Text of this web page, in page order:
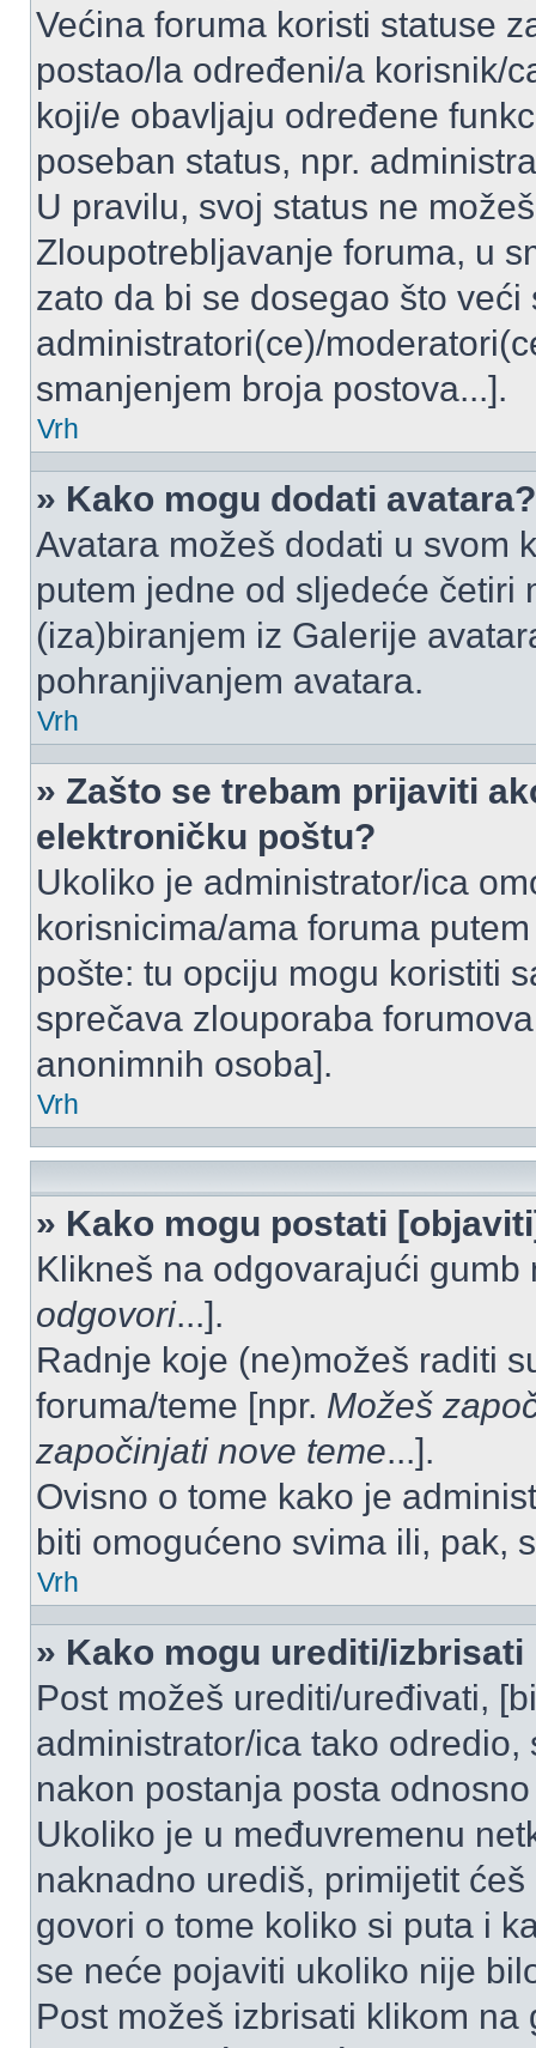
Većina foruma koristi statuse
postao/la određeni/a korisnik/
koji/e obavljaju određene
poseban status, npr.
U pravilu, svoj status ne
Zloupotrebljavanje foruma, u
zato da bi se dosegao što
administratori(ce)/
smanjenjem broja postova...].
Vrh
» Kako mogu dodati avatara?
Avatara možeš dodati u svom
putem jedne od sljedeće četiri
(iza)biranjem iz Galerije
pohranjivanjem avatara.
Vrh
» Zašto se trebam prijaviti
elektroničku poštu?
Ukoliko je administrator/ica
korisnicima/ama foruma
pošte: tu opciju mogu koristiti
sprečava zlouporaba
anonimnih osoba].
Vrh
» Kako mogu postati
Klikneš na odgovarajući
odgovori...].
Radnje koje (ne)možeš raditi
foruma/teme [npr. Možeš
započinjati nove teme...].
Ovisno o tome kako je
biti omogućeno svima ili, pak,
Vrh
» Kako mogu urediti/izbrisati
Post možeš urediti/uređivati,
administrator/ica tako
nakon postanja posta
Ukoliko je u međuvremenu
naknadno urediš, primijetit
govori o tome koliko si puta i
se neće pojaviti ukoliko nije
Post možeš izbrisati klikom